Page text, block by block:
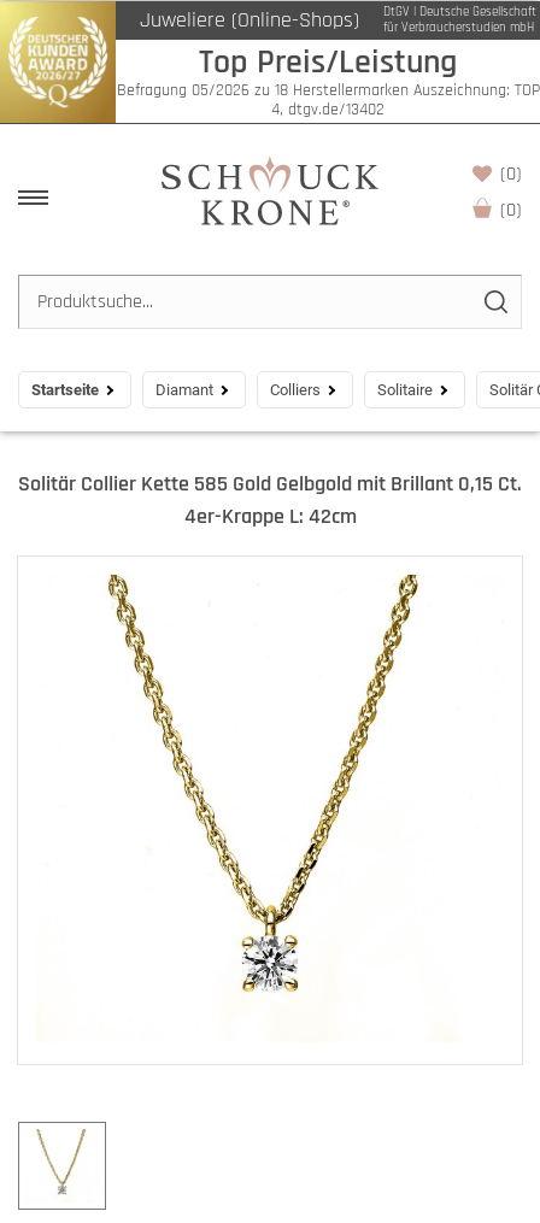
Juweliere (Online-Shops)
DtGV | Deutsche Gesellschaft
für Verbraucherstudien mbH
Top Preis/Leistung
Befragung 05/2026 zu 18 Herstellermarken Auszeichnung: TOP
4, dtgv.de/13402
(0)
(0)
Startseite Diamant Colliers Solitaire Solitär
Solitär Collier Kette 585 Gold Gelbgold mit Brillant 0,15 Ct.
4er-Krappe L: 42cm